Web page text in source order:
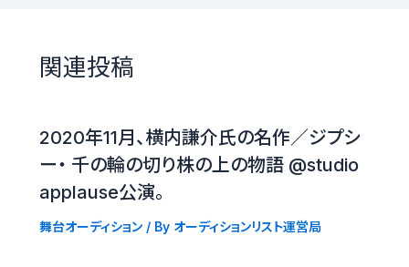
関連投稿
2020年11月、横内謙介氏の名作／ジプシ
ー・ 千の輪の切り株の上の物語 @studio
applause公演。
舞台オーディション/ By オーディションリスト運営局